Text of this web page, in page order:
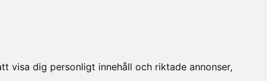
visa dig personligt innehåll och riktade annonser,